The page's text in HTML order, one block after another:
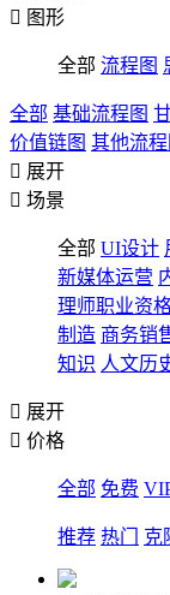
 图形
全部 流程图
全部 基础流程图
价值链图 其他流程
 展开
 场景
全部 UI设计
新媒体运营
理师职业资格
制造 商务销
知识 人文历
 展开
 价格
全部 免费
推荐 热门 克